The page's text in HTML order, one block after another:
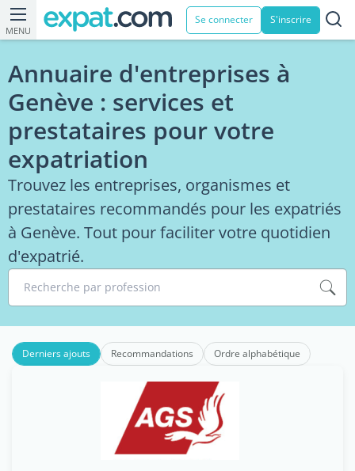
MENU
Se connecter S'inscrire
Annuaire d'entreprises à
Genève : services et
prestataires pour votre
expatriation
Trouvez les entreprises, organismes et
prestataires recommandés pour les expatriés
à Genève. Tout pour faciliter votre quotidien
d'expatrié.
Recherche par profession
Derniers ajouts Recommandations Ordre alphabétique